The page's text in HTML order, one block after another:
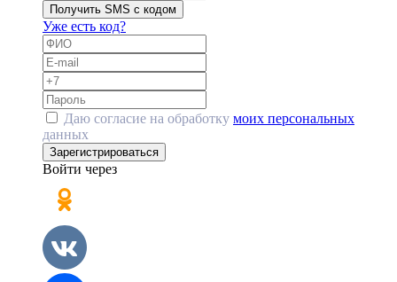
Получить SMS с кодом
Уже есть код?
Даю согласие на обработку моих персональных
данных
Зарегистрироваться
Войти через